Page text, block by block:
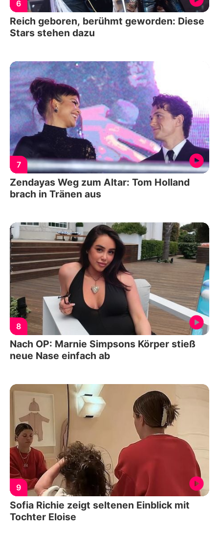
6
Reich geboren, berühmt geworden: Diese
Stars stehen dazu
7
Zendayas Weg zum Altar: Tom Holland
brach in Tränen aus
8
Nach OP: Marnie Simpsons Körper stieß
neue Nase einfach ab
9
Sofia Richie zeigt seltenen Einblick mit
Tochter Eloise